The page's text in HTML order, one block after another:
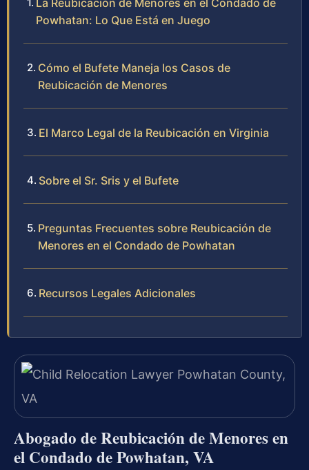
Powhatan: Lo Que Está en Juego
Cómo el Bufete Maneja los Casos de
Reubicación de Menores
El Marco Legal de la Reubicación en Virginia
Sobre el Sr. Sris y el Bufete
Preguntas Frecuentes sobre Reubicación de
Menores en el Condado de Powhatan
Recursos Legales Adicionales
Abogado de Reubicación de Menores en
el Condado de Powhatan, VA